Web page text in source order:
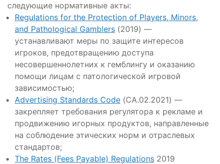
следующие нормативные акты:
Regulations for the Protection of Players, Minors,
and Pathological Gamblers (2019) —
устанавливают меры по защите интересов
игроков, предотвращению доступа
несовершеннолетних к гемблингу и оказанию
помощи лицам с патологической игровой
зависимостью;
Advertising Standards Code (CA.02.2021) —
закрепляет требования регулятора к рекламе и
продвижению игорных продуктов, направленные
на соблюдение этических норм и отраслевых
стандартов;
The Rates (Fees Payable) Regulations 2019